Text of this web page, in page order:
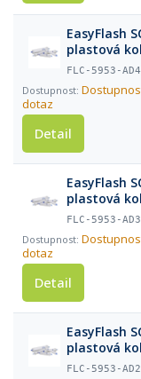
EasyFlash
plastová
FLC-5953-AD4
dotaz
Detail
EasyFlash
plastová
FLC-5953-AD3
dotaz
Detail
EasyFlash
plastová
FLC-5953-AD2